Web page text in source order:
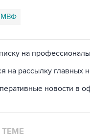
МВФ
на
на рассылку главных
новости в